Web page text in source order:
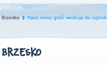
Nasz nowy gość wedruje do